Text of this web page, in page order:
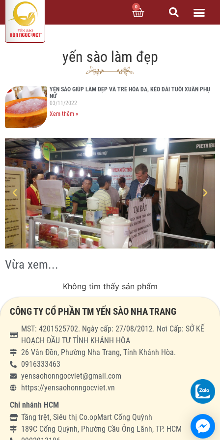
0
yến sào làm đẹp
YẾN SÀO GIÚP LÀM ĐẸP VÀ TRẺ HÓA DA, KÉO DÀI TUỔI XUÂN PHỤ
NỮ
03/11/2022
Xem thêm »
Vừa xem...
Không tìm thấy sản phẩm
CÔNG TY CỔ PHẦN TM YẾN SÀO NHA TRANG
MST: 4201525702. Ngày cấp: 27/08/2012. Nơi Cấp: SỞ KẾ
HOẠCH ĐẦU TƯ TỈNH KHÁNH HÒA
26 Vân Đồn, Phường Nha Trang, Tỉnh Khánh Hòa.
0916333463
yensaohonngocviet@gmail.com
https://yensaohonngocviet.vn
Chi nhánh HCM
Tầng trệt, Siêu thị Co.opMart Cống Quỳnh
189C Cống Quỳnh, Phường Cầu Ông Lãnh, TP. HCM